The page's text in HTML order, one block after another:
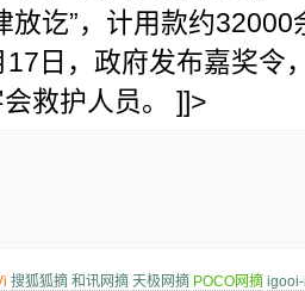
放讫”，计用款约
，政府发布嘉奖令，
救护人员。 ]]>
搜狐狐摘 和讯网摘 天极网摘 POCO网摘